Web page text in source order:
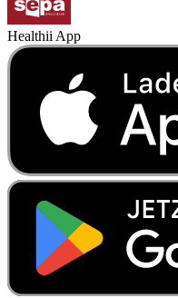
Healthii App